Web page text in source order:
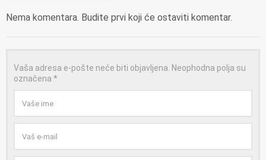
Nema komentara. Budite prvi koji će ostaviti komentar.
Vaša adresa e-pošte neće biti objavljena. Neophodna polja su
označena *